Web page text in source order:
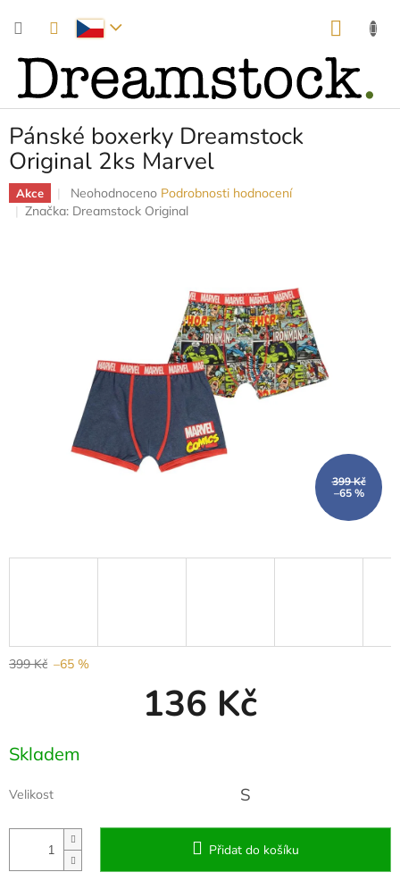
Pánské boxerky Dreamstock
Original 2ks Marvel
Akce
Průměrné
hodnocení
Neohodnoceno Podrobnosti hodnocení
Značka: Dreamstock Original
399 Kč
–65 %
399 Kč –65 %
136 Kč
Měrná
cena:
Skladem
Velikost S
Přidat do košíku